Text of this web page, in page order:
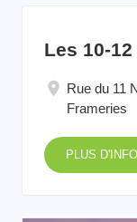
Les 10-
Rue du 11
Frameries
PLUS